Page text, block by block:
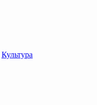
Культура